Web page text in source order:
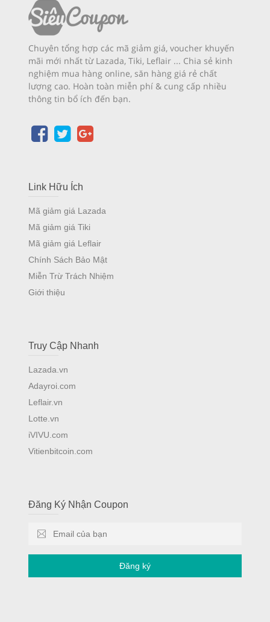
Chuyên tổng hợp các mã giảm giá, voucher khuyến
mãi mới nhất từ Lazada, Tiki, Leflair ... Chia sẻ kinh
nghiệm mua hàng online, săn hàng giá rẻ chất
lượng cao. Hoàn toàn miễn phí & cung cấp nhiều
thông tin bổ ích đến bạn.
Link Hữu Ích
Mã giảm giá Lazada
Mã giảm giá Tiki
Mã giảm giá Leflair
Chính Sách Bảo Mật
Miễn Trừ Trách Nhiệm
Giới thiệu
Truy Cập Nhanh
Lazada.vn
Adayroi.com
Leflair.vn
Lotte.vn
iVIVU.com
Vitienbitcoin.com
Đăng Ký Nhận Coupon
Đăng ký